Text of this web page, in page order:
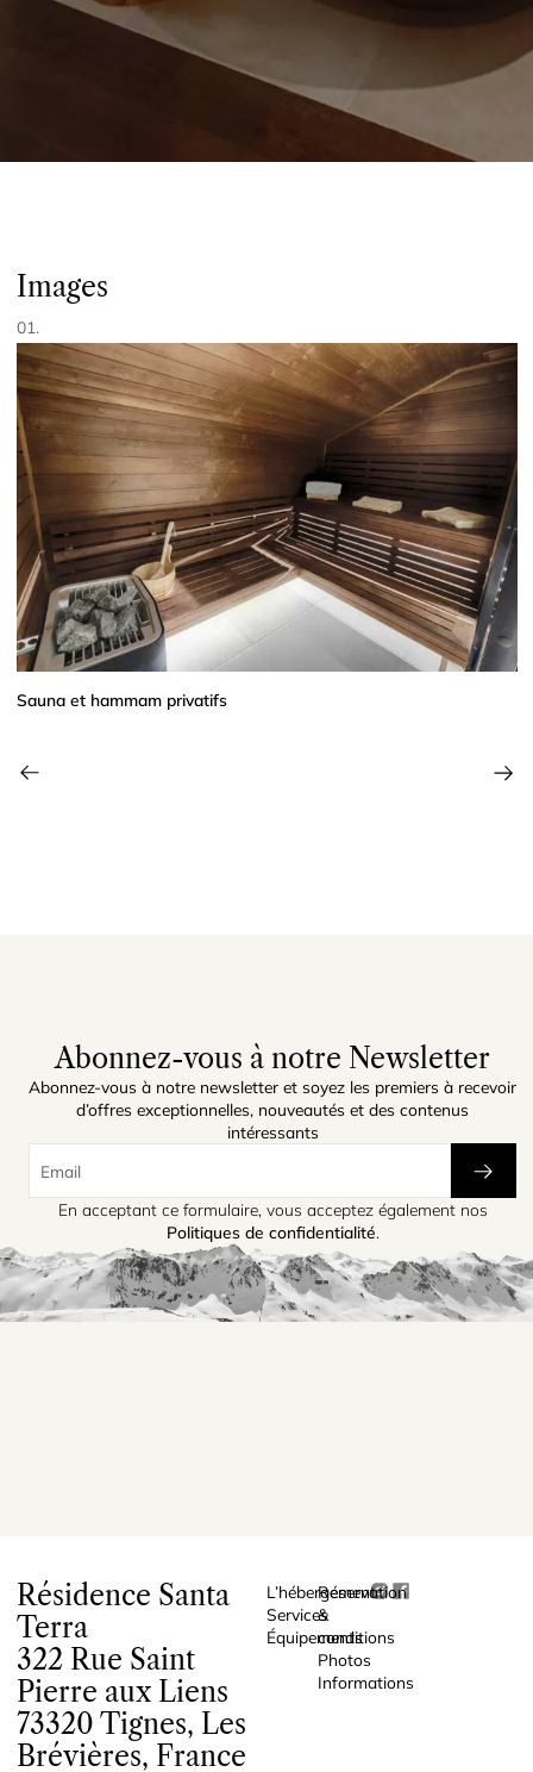
Images
01.
Sauna et hammam privatifs
Abonnez-vous à notre Newsletter
Abonnez-vous à notre newsletter et soyez les premiers à recevoir
d’offres exceptionnelles, nouveautés et des contenus
intéressants
En acceptant ce formulaire, vous acceptez également nos
Politiques de confidentialité.
Résidence Santa
Terra
322 Rue Saint
Pierre aux Liens
73320 Tignes, Les
Brévières, France
L’hébergement
Services
Équipements
Réservation
&
conditions
Photos
Informations